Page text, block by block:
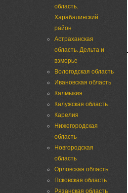
область.
Харабалинский
район
Астраханская
область. Дельта и
взморье
Вологодская область
Ивановская область
Калмыкия
Калужская область
Карелия
Нижегородская
область
Новгородская
область
Орловская область
Псковская область
Рязанская область